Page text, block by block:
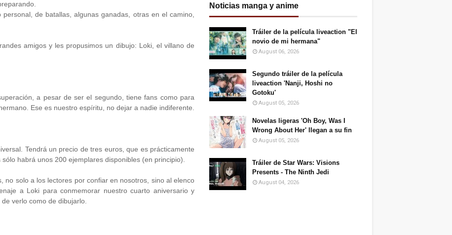
de batallas, algunas ganadas, otras en el camino,
amigos y les propusimos un dibujo: Loki, el villano de
a pesar de ser el segundo, tiene fans como para
Ese es nuestro espíritu, no dejar a nadie indiferente.
Tendrá un precio de tres euros, que es prácticamente
habrá unos 200 ejemplares disponibles (en principio).
no solo a los lectores por confiar en nosotros, sino al elenco
a Loki para conmemorar nuestro cuarto aniversario y
verlo como de dibujarlo.
Noticias manga y anime
Tráiler de la película liveaction "El
novio de mi hermana"
August 06, 2026
Segundo tráiler de la película
liveaction 'Nanji, Hoshi no
Gotoku'
August 05, 2026
Novelas ligeras 'Oh Boy, Was I
Wrong About Her' llegan a su fin
August 05, 2026
Tráiler de Star Wars: Visions
Presents - The Ninth Jedi
August 04, 2026